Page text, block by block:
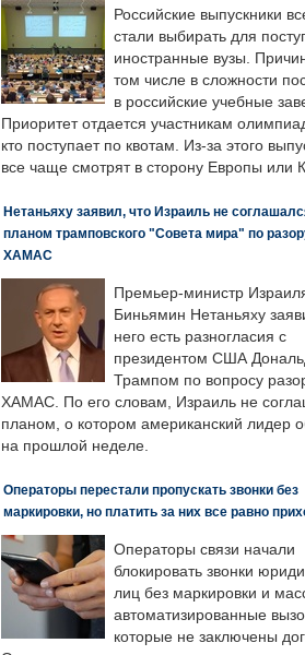
Российские выпускники
стали выбирать для
иностранные вузы.
том числе в сложности
в российские учебные
Приоритет отдается участникам
кто поступает по квотам. Из-за этого
все чаще смотрят в сторону Европы или
Нетаньяху заявил, что Израиль не
планом трамповского "Совета мира" по
ХАМАС
Премьер-министр
Биньямин Нетаньяху
него есть разногласия с
президентом США
Трампом по вопросу
ХАМАС. По его словам, Израиль не
планом, о котором американский лидер
на прошлой неделе.
Операторы перестали пропускать звонки без
маркировки, но платить за них все равно
Операторы связи начали
блокировать звонки
лиц без маркировки и
автоматизированные
которые не заключены